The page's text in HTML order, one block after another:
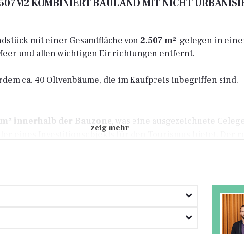
KOMBINIERT BAULAND MIT NICHT
mit einer Gesamtfläche von2.507 m², gelegen in
und allen wichtigen Einrichtungen entfernt.
ca. 40 Olivenbäume, die im Kaufpreis inbegriffen sind.
innerhalb der Bauzone , was eine ausgezeichnete
eines Investitionsobjekts für den Tourismus bietet. Der
zeig mehr